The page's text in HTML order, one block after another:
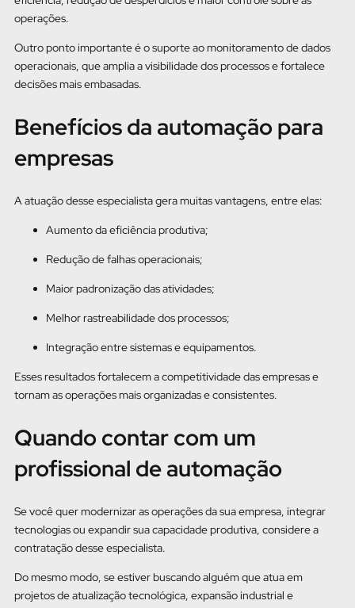
operações.
Outro ponto importante é o suporte ao monitoramento de dados
operacionais, que amplia a visibilidade dos processos e fortalece
decisões mais embasadas.
Benefícios da automação para
empresas
A atuação desse especialista gera muitas vantagens, entre elas:
Aumento da eficiência produtiva;
Redução de falhas operacionais;
Maior padronização das atividades;
Melhor rastreabilidade dos processos;
Integração entre sistemas e equipamentos.
Esses resultados fortalecem a competitividade das empresas e
tornam as operações mais organizadas e consistentes.
Quando contar com um
profissional de automação
Se você quer modernizar as operações da sua empresa, integrar
tecnologias ou expandir sua capacidade produtiva, considere a
contratação desse especialista.
Do mesmo modo, se estiver buscando alguém que atua em
projetos de atualização tecnológica, expansão industrial e